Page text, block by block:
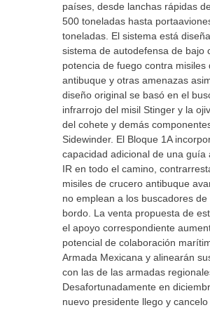
países, desde lanchas rápidas
500 toneladas hasta
toneladas. El sistema está
sistema de autodefensa de bajo
potencia de fuego contra misiles
antibuque y otras amenazas
diseño original se basó en el
infrarrojo del misil Stinger y la
del cohete y demás
Sidewinder. El Bloque 1A
capacidad adicional de una guía
IR en todo el camino,
misiles de crucero antibuque
no emplean a los buscadores de
bordo. La venta propuesta de
el apoyo correspondiente
potencial de colaboración
Armada Mexicana y alinearán
con las de las armadas
Desafortunadamente en
nuevo presidente llego y